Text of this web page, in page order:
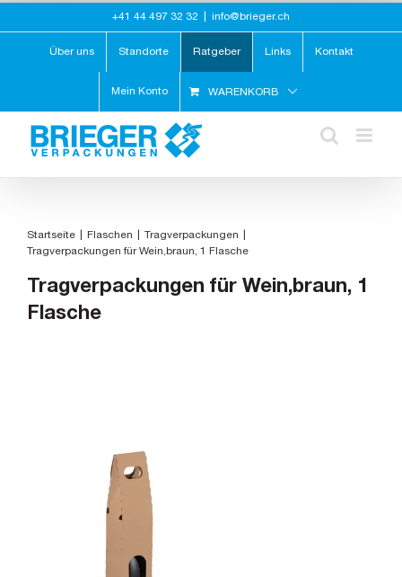
springen
+41 44 497 32 32 info@brieger.ch
Über uns Standorte Ratgeber Links Kontakt
Mein Konto WARENKORB
Startseite Flaschen
Tragverpackungen
Tragverpackungen für Wein,braun, 1 Flasche
Tragverpackungen für Wein,braun, 1
Flasche